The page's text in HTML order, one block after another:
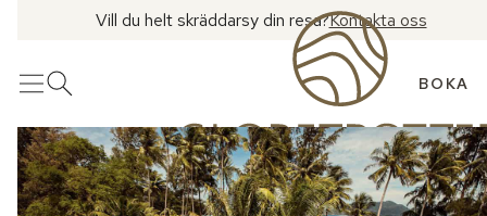
Vill du helt skräddarsy din resa?Kontakta oss
MenyÖppna sök BOKA